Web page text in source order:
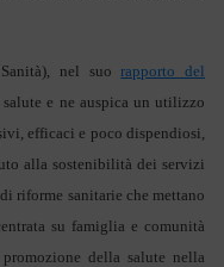
nel suo rapporto del
salutee ne auspica un utilizzo
efficaci e poco dispendiosi,
alla sostenibilità dei servizi
riforme sanitarie che mettano
su famiglia e comunità
della salute nella